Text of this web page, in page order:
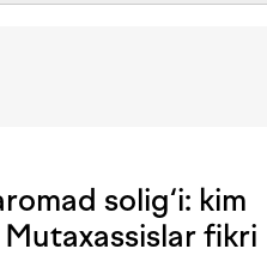
solig‘i: kim
fikri